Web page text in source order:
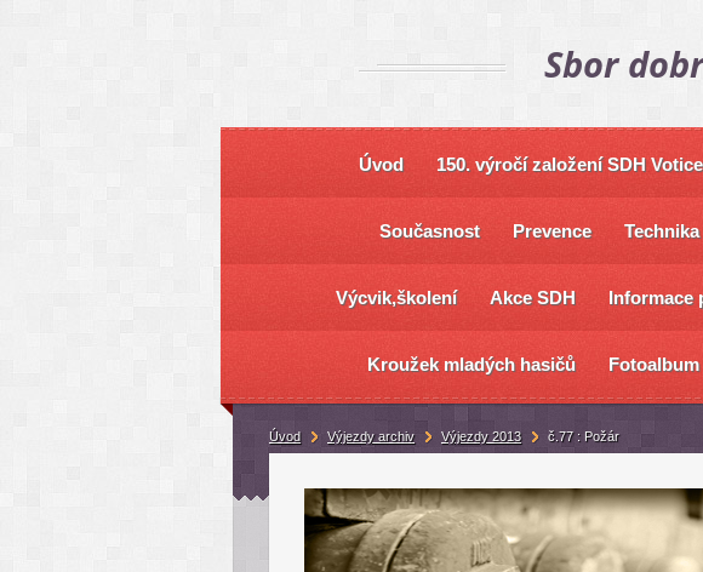
Sbor
Úvod 150. výročí založení SDH Votice
Současnost Prevence
Výcvik,školení Akce SDH Informace
Kroužek mladých hasičů Fotoalbum
Úvod Výjezdy archiv Výjezdy 2013 č.77 : Požár